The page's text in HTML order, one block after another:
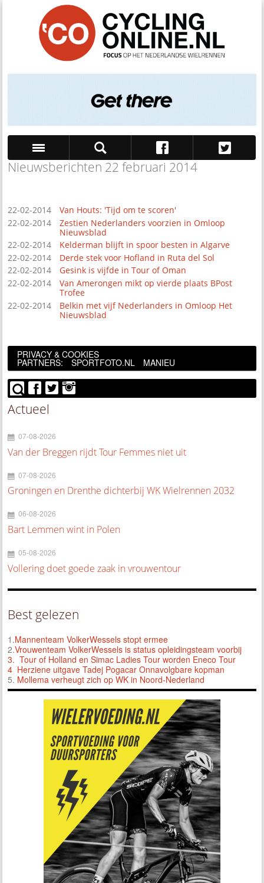
Nieuwsberichten 22 februari 2014
22-02-2014
Van Houts: 'Tijd om te scoren'
22-02-2014
Zestien Nederlanders voorzien in Omloop
Nieuwsblad
22-02-2014
Kelderman blijft in spoor besten in Algarve
22-02-2014
Derde stek voor Hofland in Ruta del Sol
22-02-2014
Gesink is vijfde in Tour of Oman
22-02-2014
Van Amerongen mikt op vierde plaats BPost
Trofee
22-02-2014
Belkin met vijf Nederlanders in Omloop Het
Nieuwsblad
PRIVACY & COOKIES
PARTNERS: SPORTFOTO.NL MANIEU
Actueel
07-08-2026
Van der Breggen rijdt Tour Femmes niet uit
07-08-2026
Groningen en Drenthe dichterbij WK Wielrennen 2032
06-08-2026
Bart Lemmen wint in Polen
05-08-2026
Vollering doet goede zaak in vrouwentour
Best gelezen
1.Mannenteam VolkerWessels stopt ermee
2.Vrouwenteam VolkerWessels is status opleidingsteam voorbij
3. Tour of Holland en Simac Ladies Tour worden Eneco Tour
4 Herziene uitgave Tadej Pogacar Onnavolgbare kopman
5. Mollema verheugt zich op WK in Noord-Nederland